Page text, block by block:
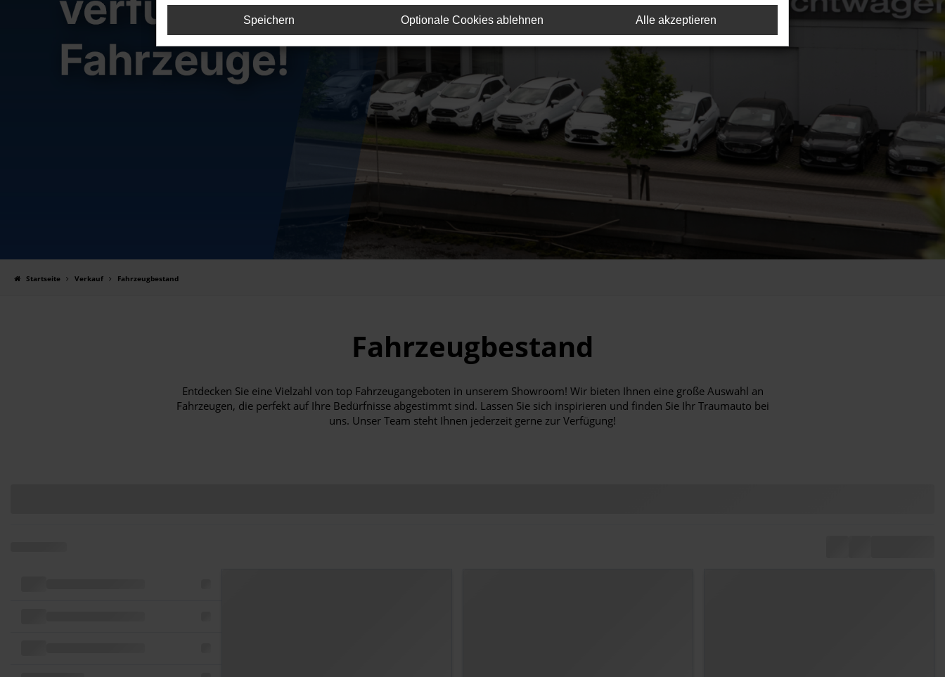
Startseite Verkauf Fahrzeugbestand
Fahrzeugbestand
Entdecken Sie eine Vielzahl von top Fahrzeugangeboten in unserem Showroom! Wir bieten Ihnen eine große Auswahl an
Fahrzeugen, die perfekt auf Ihre Bedürfnisse abgestimmt sind. Lassen Sie sich inspirieren und finden Sie Ihr Traumauto bei
uns. Unser Team steht Ihnen jederzeit gerne zur Verfügung!
Speichern Optionale Cookies ablehnen Alle akzeptieren